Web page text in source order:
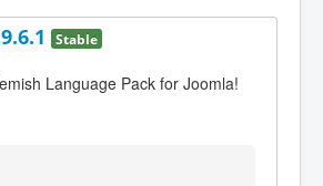
Stable
Language Pack for Joomla!